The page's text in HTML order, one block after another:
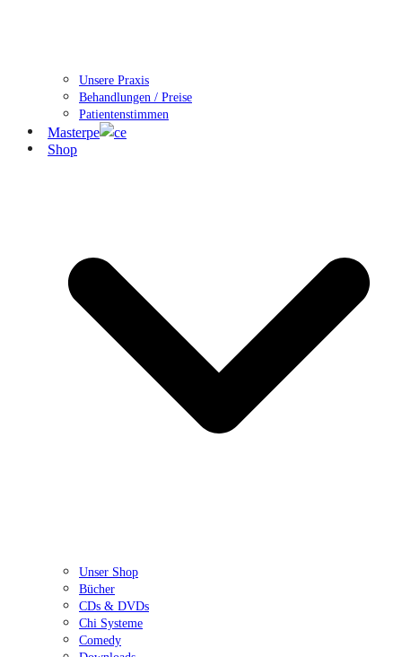
Unsere Praxis
Behandlungen / Preise
Patientenstimmen
Masterpe
ce
Shop
Unser Shop
Bücher
CDs & DVDs
Chi Systeme
Comedy